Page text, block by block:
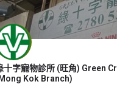
十字寵物診所 (旺角) Green
Kok Branch)